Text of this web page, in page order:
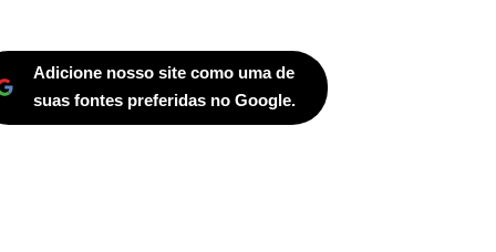
Adicione nosso site como uma de
suas fontes preferidas no Google.